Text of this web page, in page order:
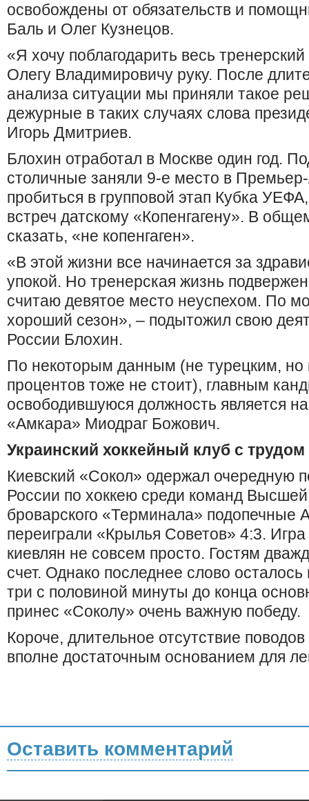
освобождены от обязательств и
Баль и Олег Кузнецов.
«Я хочу поблагодарить весь
Олегу Владимировичу руку. После
анализа ситуации мы приняли такое
дежурные в таких случаях слова
Игорь Дмитриев.
Блохин отработал в Москве один год.
столичные заняли 9-е место в
пробиться в групповой этап Кубка
встреч датскому «Копенгагену». В
сказать, «не копенгаген».
«В этой жизни все начинается за
упокой. Но тренерская жизнь
считаю девятое место неуспехом. По
хороший сезон», – подытожил свою
России Блохин.
По некоторым данным (не турецким, но
процентов тоже не стоит), главным
освободившуюся должность является
«Амкара» Миодраг Божович.
Украинский хоккейный клуб с
Киевский «Сокол» одержал очередную
России по хоккею среди команд
броварского «Терминала» подопечные
переиграли «Крылья Советов» 4:3.
киевлян не совсем просто. Гостям
счет. Однако последнее слово
три с половиной минуты до конца
принес «Соколу» очень важную победу.
Короче, длительное отсутствие
вполне достаточным основанием для
Оставить комментарий